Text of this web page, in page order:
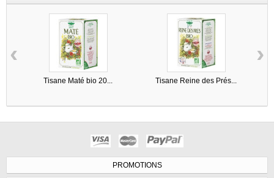
Tisane Maté bio 20... Tisane Reine des Prés...
‹ ›
PROMOTIONS